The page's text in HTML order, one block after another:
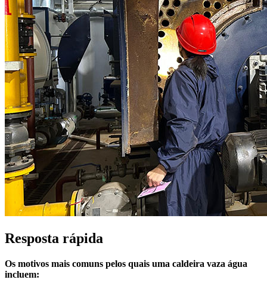
Resposta rápida
Os motivos mais comuns pelos quais uma caldeira vaza água
incluem: